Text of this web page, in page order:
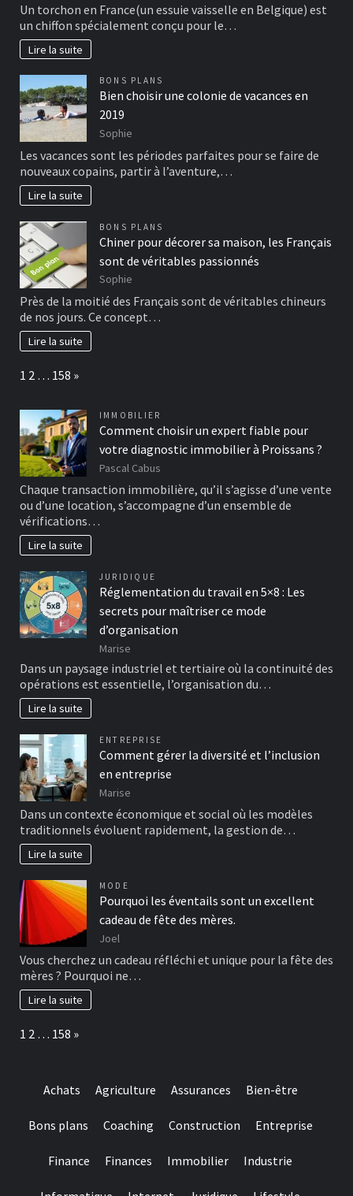
Un torchon en France(un essuie vaisselle en Belgique) est
un chiffon spécialement conçu pour le…
Lire la suite
BONS PLANS
Bien choisir une colonie de vacances en
2019
Sophie
Les vacances sont les périodes parfaites pour se faire de
nouveaux copains, partir à l’aventure,…
Lire la suite
BONS PLANS
Chiner pour décorer sa maison, les Français
sont de véritables passionnés
Sophie
Près de la moitié des Français sont de véritables chineurs
de nos jours. Ce concept…
Lire la suite
Page:
1 2 … 158 Next
»
IMMOBILIER
Comment choisir un expert fiable pour
votre diagnostic immobilier à Proissans ?
Pascal Cabus
Chaque transaction immobilière, qu’il s’agisse d’une vente
ou d’une location, s’accompagne d’un ensemble de
vérifications…
Lire la suite
JURIDIQUE
Réglementation du travail en 5×8 : Les
secrets pour maîtriser ce mode
d’organisation
Marise
Dans un paysage industriel et tertiaire où la continuité des
opérations est essentielle, l’organisation du…
Lire la suite
ENTREPRISE
Comment gérer la diversité et l’inclusion
en entreprise
Marise
Dans un contexte économique et social où les modèles
traditionnels évoluent rapidement, la gestion de…
Lire la suite
MODE
Pourquoi les éventails sont un excellent
cadeau de fête des mères.
Joel
Vous cherchez un cadeau réfléchi et unique pour la fête des
mères ? Pourquoi ne…
Lire la suite
Page:
1 2 … 158 Next
»
Achats Agriculture Assurances Bien-être
Bons plans Coaching Construction Entreprise
Finance Finances Immobilier Industrie